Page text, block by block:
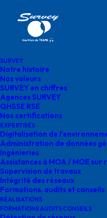
SURVEY
Notre histoire
Nos valeurs
SURVEY en chiffres
Agences SURVEY
QHSSE RSE
Nos certifications
EXPERTISES
Digitalisation de
Administration de données
Ingénieries
Assistances à MOA / MOE sur
Supervision de travaux
Intégrité des réseaux
Formations, audits et conseils
RÉALISATIONS
FORMATIONS AUDITS CONSEILS
Découvrez
normande !
Située au cœur du bassin
accompagne ses clients
réactivité et expertise.
En tant que bureau
proposons des solutions